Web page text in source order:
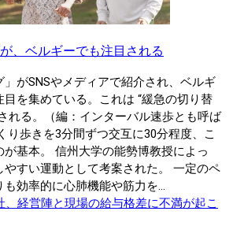
、ベルギーでも注目される
」がSNSやメディアで紹介され、ベルギ
を集めている。これは “緩急の切り替
れる。（編：インターバル速歩とも呼ば
り歩きを3分間ずつ交互に30分程度、こ
基本。 信州大学の能勢博教授によっ
すい運動として考案された。 一定のペ
効率的に心肺機能や筋力を...